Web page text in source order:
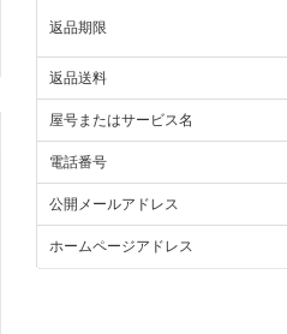
返品期限
返品送料
屋号またはサービス名
電話番号
公開メールアドレス
ホームページアドレス